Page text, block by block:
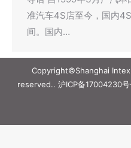
准汽车4S店至今，国内
间。国内…
Copyright©Shanghai
reserved.. 沪ICP备17004230